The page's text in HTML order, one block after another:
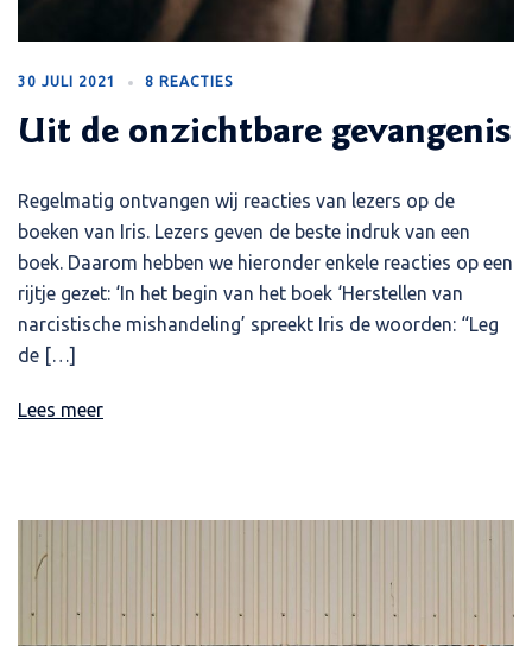
30 JULI 2021 8 REACTIES
Uit de onzichtbare gevangenis
Regelmatig ontvangen wij reacties van lezers op de
boeken van Iris. Lezers geven de beste indruk van een
boek. Daarom hebben we hieronder enkele reacties op een
rijtje gezet: ‘In het begin van het boek ‘Herstellen van
narcistische mishandeling’ spreekt Iris de woorden: “Leg
de […]
Lees meer